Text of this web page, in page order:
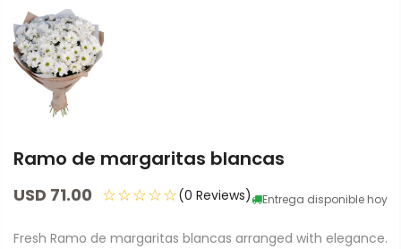
Ramo de margaritas blancas
USD 71.00 Entrega disponible hoy
☆☆☆☆☆(0 Reviews)
Fresh Ramo de margaritas blancas arranged with elegance.